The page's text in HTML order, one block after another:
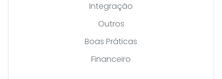
Integração
Outros
Boas Práticas
Financeiro